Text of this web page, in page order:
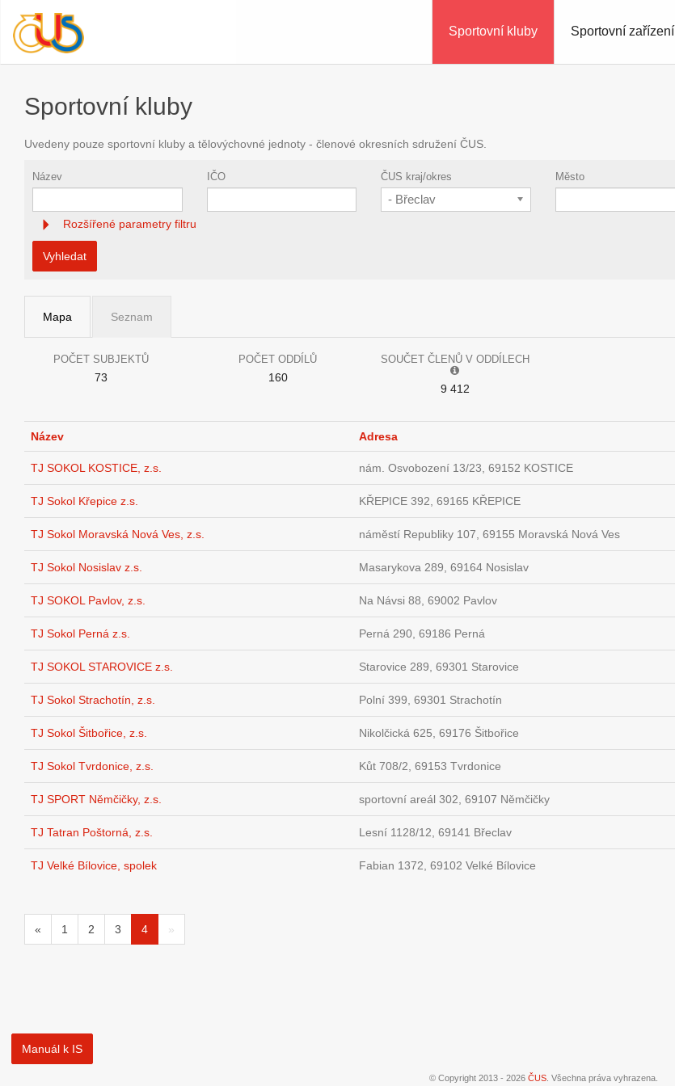
Sportovní kluby Sportovní zařízení
Sportovní kluby
Uvedeny pouze sportovní kluby a tělovýchovné jednoty - členové okresních sdružení ČUS.
Název IČO ČUS kraj/okres
- Břeclav
Město
Rozšířené parametry filtru
Vyhledat
Mapa Seznam
POČET SUBJEKTŮ
73
POČET ODDÍLŮ
160
SOUČET ČLENŮ V ODDÍLECH
9 412
Název Adresa
TJ SOKOL KOSTICE, z.s. nám. Osvobození 13/23, 69152 KOSTICE
TJ Sokol Křepice z.s. KŘEPICE 392, 69165 KŘEPICE
TJ Sokol Moravská Nová Ves, z.s. náměstí Republiky 107, 69155 Moravská Nová Ves
TJ Sokol Nosislav z.s. Masarykova 289, 69164 Nosislav
TJ SOKOL Pavlov, z.s. Na Návsi 88, 69002 Pavlov
TJ Sokol Perná z.s. Perná 290, 69186 Perná
TJ SOKOL STAROVICE z.s. Starovice 289, 69301 Starovice
TJ Sokol Strachotín, z.s. Polní 399, 69301 Strachotín
TJ Sokol Šitbořice, z.s. Nikolčická 625, 69176 Šitbořice
TJ Sokol Tvrdonice, z.s. Kůt 708/2, 69153 Tvrdonice
TJ SPORT Němčičky, z.s. sportovní areál 302, 69107 Němčičky
TJ Tatran Poštorná, z.s. Lesní 1128/12, 69141 Břeclav
TJ Velké Bílovice, spolek Fabian 1372, 69102 Velké Bílovice
« 1 2 3 4 »
Manuál k IS
© Copyright 2013 - 2026 ČUS. Všechna práva vyhrazena.